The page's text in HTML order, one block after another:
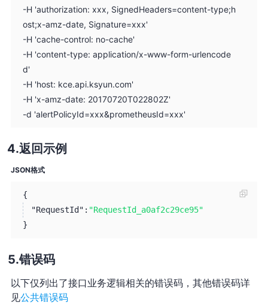
-H 'authorization: xxx, SignedHeaders=content-type;h
ost;x-amz-date, Signature=xxx'
-H 'cache-control: no-cache'
-H 'content-type: application/x-www-form-urlencode
d'
-H 'host: kce.api.ksyun.com'
-H 'x-amz-date: 20170720T022802Z'
-d 'alertPolicyId=xxx&prometheusId=xxx'
返回示例
JSON格式
{
"RequestId": "RequestId_a0af2c29ce95"
}
错误码
以下仅列出了接口业务逻辑相关的错误码，其他错误码详
见公共错误码